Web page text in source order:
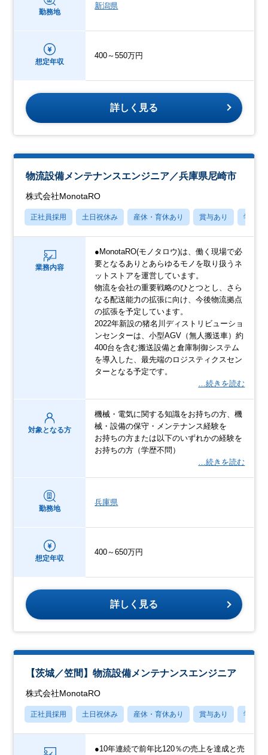
勤務地
新潟県
想定年収
400～550万円
詳しく見る
物流設備メンテナンスエンジニア／兵庫県尼崎市
株式会社MonotaRO
正社員採用 土日祝休み 産休・育休あり 賞与あり 学歴不
業務内容
●MonotaRO(モノタロウ)は、働く現場で必
要となるありとあらゆるモノを取り扱うネ
ットストアを運営しています。
物流を会社の重要戦略のひとつとし、さら
なる配送能力の拡張に向け、今後物流拠点
の拡張を予定しています。
2022年新設の猪名川ディストリビューショ
ンセンターは、小型AGV（無人搬送車）約
400台を含む搬送設備と倉庫制御システム
を導入した、最先端のロジスティクスセン
ターとなる予定です。
…続きを読む
対象となる方
機械・電気に関する知識をお持ちの方、機
械・設備の保守・メンテナンス経験を
お持ちの方または以下のいずれかの経験を
お持ちの方（学歴不問）
…続きを読む
勤務地
兵庫県
想定年収
400～650万円
詳しく見る
【茨城／笠間】物流設備メンテナンスエンジニア
株式会社MonotaRO
正社員採用 土日祝休み 産休・育休あり 賞与あり 学歴不
●10年連続で前年比120％の売上を達成と売